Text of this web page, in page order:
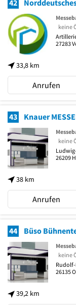
42
33,8 km
keine
27283
Anrufen
43 Knauer
38 km
keine
26209
Anrufen
44 Büso
39,2 km
keine
Rudolf-
26135